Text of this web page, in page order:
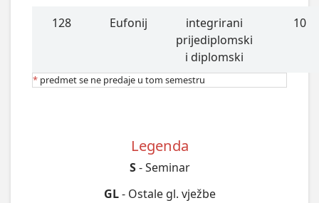
128 Eufonij
integrirani
prijediplomski
i diplomski
10
* predmet se ne predaje u tom semestru
Legenda
S- Seminar
GL- Ostale gl. vježbe